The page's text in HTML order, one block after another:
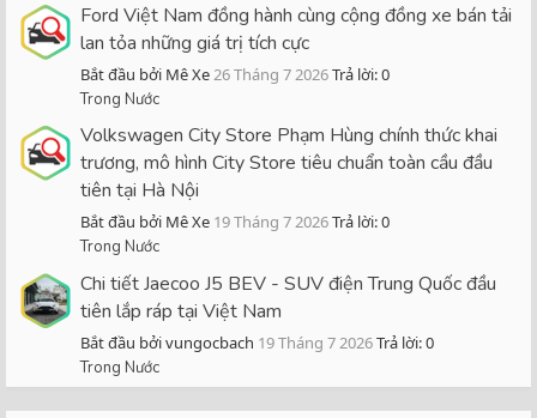
Ford Việt Nam đồng hành cùng cộng đồng xe bán tải
lan tỏa những giá trị tích cực
Bắt đầu bởi Mê Xe26 Tháng 7 2026Trả lời: 0
Trong Nước
Volkswagen City Store Phạm Hùng chính thức khai
trương, mô hình City Store tiêu chuẩn toàn cầu đầu
tiên tại Hà Nội
Bắt đầu bởi Mê Xe 19 Tháng 7 2026Trả lời: 0
Trong Nước
Chi tiết Jaecoo J5 BEV - SUV điện Trung Quốc đầu
tiên lắp ráp tại Việt Nam
Bắt đầu bởi vungocbach 19 Tháng 7 2026Trả lời: 0
Trong Nước